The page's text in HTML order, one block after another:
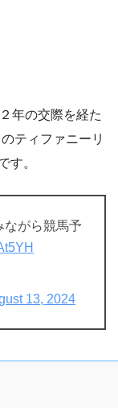
年の交際を経た
ティファニーリ
す。
ながら競馬予
13, 2024